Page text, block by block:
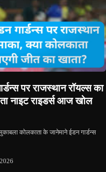
पर राजस्थान रॉयल्स का
नाइट राइडर्स आज खोल
कोलकाता के जानेमाने ईडन गार्डन्स